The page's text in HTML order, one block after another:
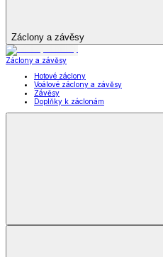
Záclony a závěsy
Záclony a závěsy
Hotové záclony
Voálové záclony a závěsy
Závěsy
Doplňky k záclonám